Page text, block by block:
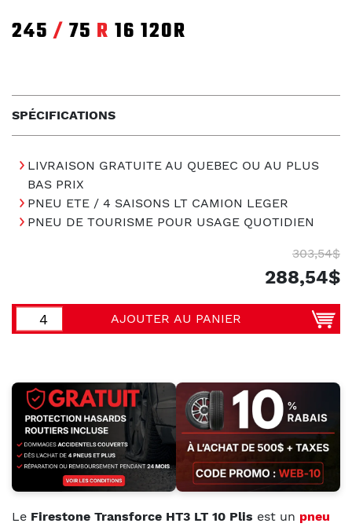
245 / 75 R 16 120R
SPÉCIFICATIONS
LIVRAISON GRATUITE AU QUEBEC OU AU PLUS
BAS PRIX
PNEU ETE / 4 SAISONS LT CAMION LEGER
PNEU DE TOURISME POUR USAGE QUOTIDIEN
303,54$
288,54$
AJOUTER AU PANIER
Le Firestone Transforce HT3 LT 10 Plis est un pneu